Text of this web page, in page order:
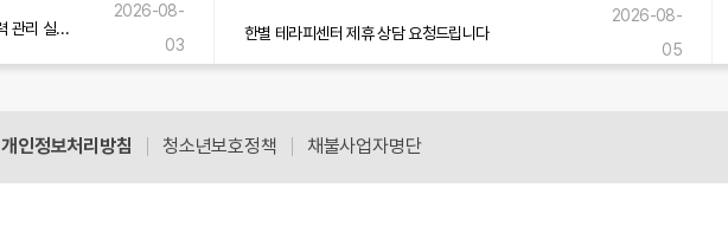
테라피스트를 위한 업무 집중력 유지와 체력 관리 실무 전략
2026-08-
03
한별 테라피센터 제휴 상담 요청드립니다
2026-08-
05
개인정보처리방침 청소년보호정책 채불사업자명단